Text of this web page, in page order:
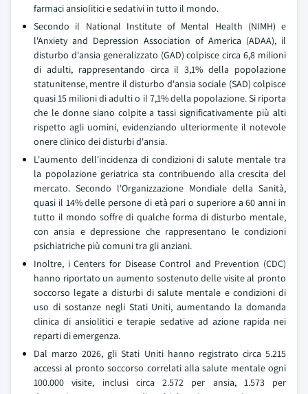
farmaci ansiolitici e sedativi in tutto il mondo.
Secondo il National Institute of Mental Health (NIMH) e
l'Anxiety and Depression Association of America (ADAA), il
disturbo d'ansia generalizzato (GAD) colpisce circa 6,8 milioni
di adulti, rappresentando circa il 3,1% della popolazione
statunitense, mentre il disturbo d'ansia sociale (SAD) colpisce
quasi 15 milioni di adulti o il 7,1% della popolazione. Si riporta
che le donne siano colpite a tassi significativamente più alti
rispetto agli uomini, evidenziando ulteriormente il notevole
onere clinico dei disturbi d'ansia.
L'aumento dell'incidenza di condizioni di salute mentale tra
la popolazione geriatrica sta contribuendo alla crescita del
mercato. Secondo l'Organizzazione Mondiale della Sanità,
quasi il 14% delle persone di età pari o superiore a 60 anni in
tutto il mondo soffre di qualche forma di disturbo mentale,
con ansia e depressione che rappresentano le condizioni
psichiatriche più comuni tra gli anziani.
Inoltre, i Centers for Disease Control and Prevention (CDC)
hanno riportato un aumento sostenuto delle visite al pronto
soccorso legate a disturbi di salute mentale e condizioni di
uso di sostanze negli Stati Uniti, aumentando la domanda
clinica di ansiolitici e terapie sedative ad azione rapida nei
reparti di emergenza.
Dal marzo 2026, gli Stati Uniti hanno registrato circa 5.215
accessi al pronto soccorso correlati alla salute mentale ogni
100.000 visite, inclusi circa 2.572 per ansia, 1.573 per